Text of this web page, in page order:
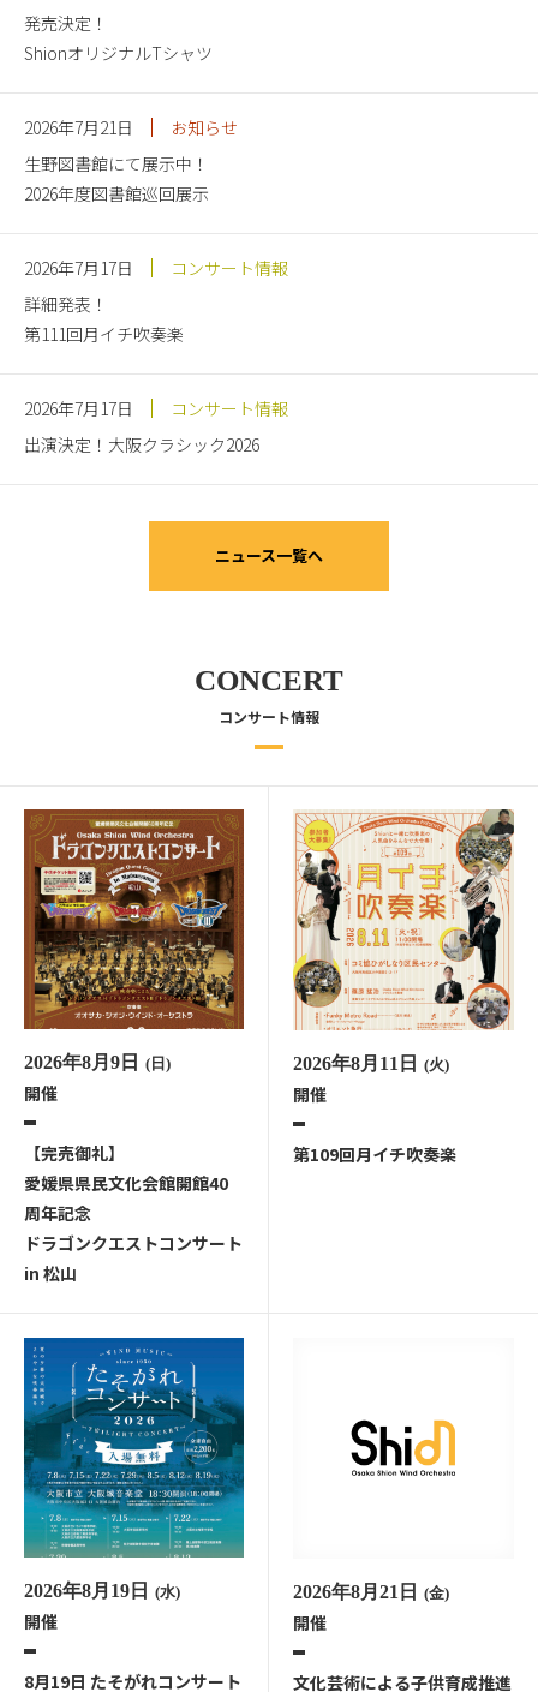
発売決定！
ShionオリジナルTシャツ
2026年7月21日
お知らせ
生野図書館にて展示中！
2026年度図書館巡回展示
2026年7月17日
コンサート情報
詳細発表！
第111回月イチ吹奏楽
2026年7月17日
コンサート情報
出演決定！大阪クラシック2026
ニュース一覧へ
CONCERT
コンサート情報
2026年8月9日 (日)
開催
【完売御礼】
愛媛県県民文化会館開館40
周年記念
ドラゴンクエストコンサート
in 松山
2026年8月11日 (火)
開催
第109回月イチ吹奏楽
2026年8月19日 (水)
開催
8月19日 たそがれコンサート
2026年8月21日 (金)
開催
文化芸術による子供育成推進